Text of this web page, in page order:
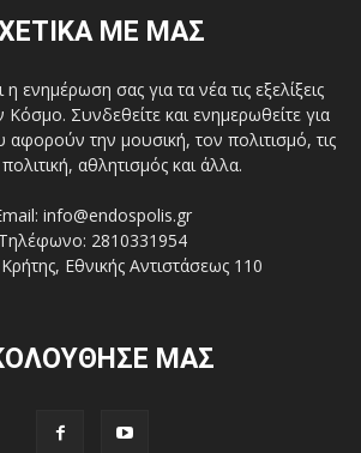
ΜΕ ΜΑΣ
ενημέρωση σας για τα νέα τις εξελίξεις
Κόσμο. Συνδεθείτε και ενημερωθείτε για
αφορούν την μουσική, τον πολιτισμό, τις
αθλητισμός και άλλα.
info@endospolis.gr
Τηλέφωνο: 2810331954
Εθνικής Αντιστάσεως 110
ΜΑΣ